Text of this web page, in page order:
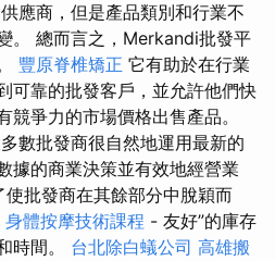
應商，但是產品類別和行業不
。 總而言之，Merkandi批發平
豐原脊椎矯正 它有助於在行業
可靠的批發客戶，並允許他們快
爭力的市場價格出售產品。
數批發商很自然地運用最新的
據的商業決策並有效地經營業
使批發商在其餘部分中脫穎而
身體按摩技術課程 - 友好”的庫存
時間。 台北除白蟻公司 高雄搬